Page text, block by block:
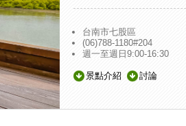
台南市七股區
(06)788-1180#204
週一至週日9:00-16:30
景點介紹 討論